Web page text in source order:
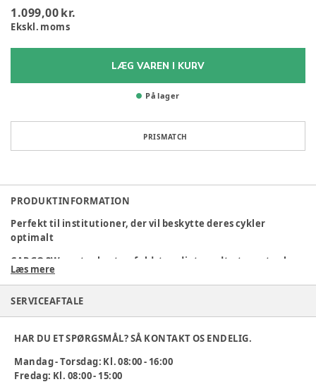
1.099,00 kr.
Ekskl. moms
LÆG VAREN I KURV
På lager
PRISMATCH
PRODUKTINFORMATION
Perfekt til institutioner, der vil beskytte deres cykler
optimalt
CARGO 3W er et robust og fuldstændigt vandtæt overtræk,
designet specifikt til 3-hjulede cargocykler med kaleche. Det
kombinerer holdbarhed med funktionalitet og sikrer
effektiv beskyttelse under alle vejrforhold.
(LxBxH) dækker det din cargocykel perfekt.
Læs mere
SERVICEAFTALE
HAR DU ET SPØRGSMÅL? SÅ KONTAKT OS ENDELIG.
Mandag - Torsdag: Kl. 08:00 - 16:00
Fredag: Kl. 08:00 - 15:00